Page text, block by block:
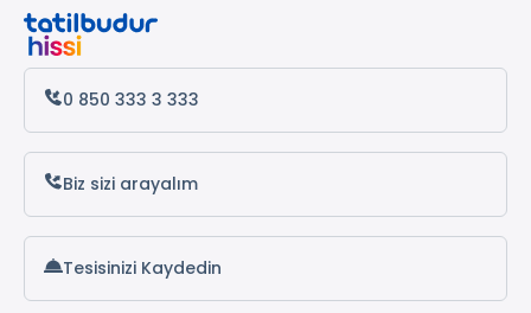
Antalya Otelleri
Alanya Otelleri
0 850 333 3 333
Biz sizi arayalım
Tesisinizi Kaydedin